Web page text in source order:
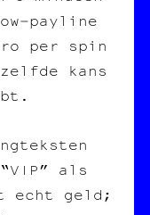
per spin
kans
als
echt geld;